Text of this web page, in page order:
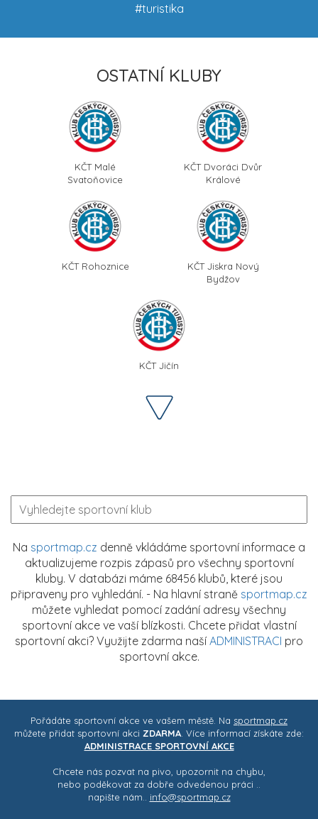
#turistika
OSTATNÍ KLUBY
KČT Malé
Svatoňovice
KČT Dvoráci Dvůr
Králové
KČT Rohoznice
KČT Jiskra Nový
Bydžov
KČT Jičín
Na sportmap.cz denně vkládáme sportovní informace a
aktualizujeme rozpis zápasů pro všechny sportovní
kluby. V databázi máme 68456 klubů, které jsou
připraveny pro vyhledání. - Na hlavní straně sportmap.cz
můžete vyhledat pomocí zadání adresy všechny
sportovní akce ve vaší blízkosti. Chcete přidat vlastní
sportovní akci? Využijte zdarma naší ADMINISTRACI pro
sportovní akce.
Pořádáte sportovní akce ve vašem městě. Na sportmap.cz
můžete přidat sportovní akci ZDARMA . Více informací získáte zde:
ADMINISTRACE SPORTOVNÍ AKCE
Chcete nás pozvat na pivo, upozornit na chybu,
nebo poděkovat za dobře odvedenou práci ..
napište nám.. info@sportmap.cz